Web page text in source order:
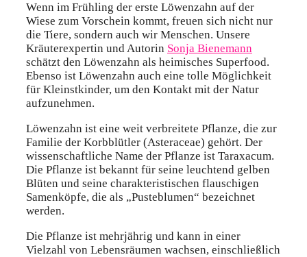
Wenn im Frühling der erste Löwenzahn auf der
Wiese zum Vorschein kommt, freuen sich nicht nur
die Tiere, sondern auch wir Menschen. Unsere
Kräuterexpertin und Autorin Sonja Bienemann
schätzt den Löwenzahn als heimisches Superfood.
Ebenso ist Löwenzahn auch eine tolle Möglichkeit
für Kleinstkinder, um den Kontakt mit der Natur
aufzunehmen.
Löwenzahn ist eine weit verbreitete Pflanze, die zur
Familie der Korbblütler (Asteraceae) gehört. Der
wissenschaftliche Name der Pflanze ist Taraxacum.
Die Pflanze ist bekannt für seine leuchtend gelben
Blüten und seine charakteristischen flauschigen
Samenköpfe, die als „Pusteblumen“ bezeichnet
werden.
Die Pflanze ist mehrjährig und kann in einer
Vielzahl von Lebensräumen wachsen, einschließlich